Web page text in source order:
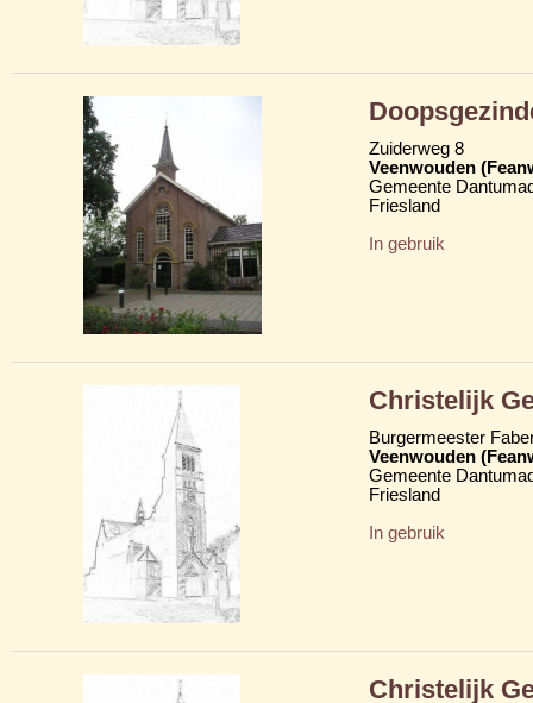
Zuiderweg 8
Veenwouden
Gemeente
Friesland
In gebruik
Christelijk
Burgermeester
Veenwouden
Gemeente
Friesland
In gebruik
Christelijk